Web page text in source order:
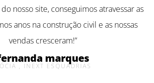
nosso site, conseguimos atravessar as
anos na construção civil e as nossas
vendas cresceram!”
marques
, INEXT ESQUADRIAS